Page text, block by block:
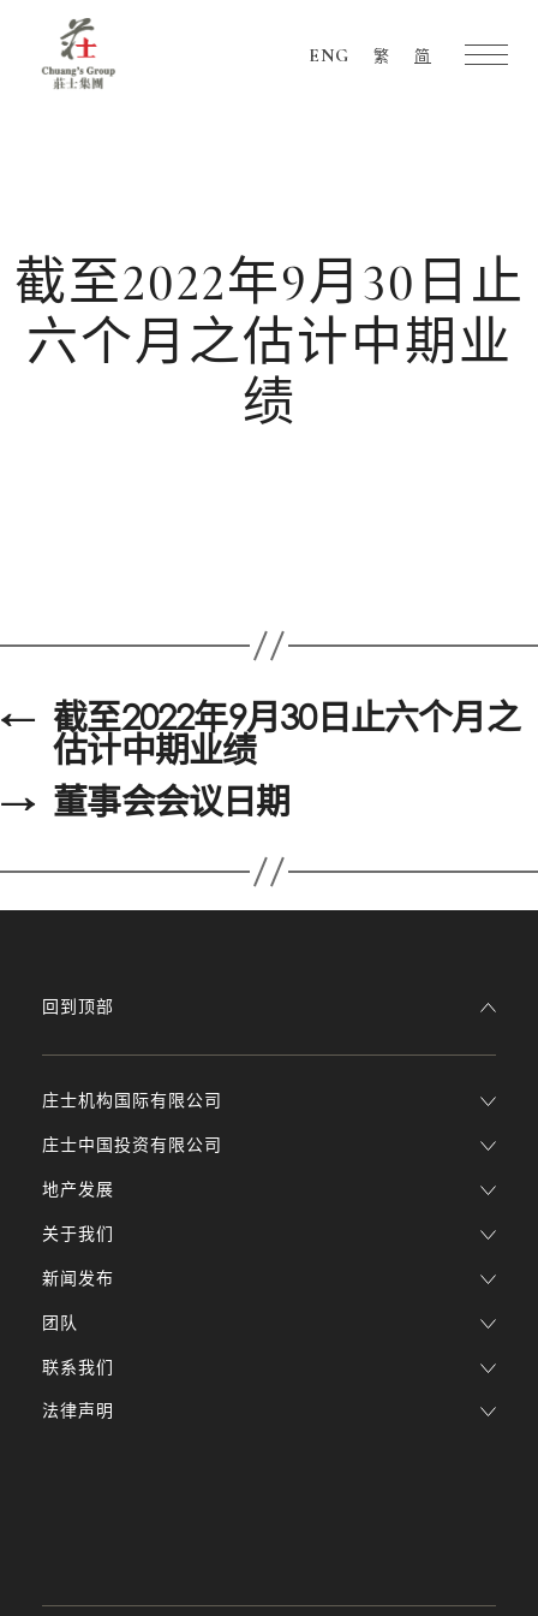
ENG 繁 简
截至2022年9月30日止
六个月之估计中期业
绩
← 截至2022年9月30日止六个月之
估计中期业绩
→ 董事会会议日期
庄士机构国际有限公司
庄士中国投资有限公司
地产发展
关于我们
新闻发布
团队
回到顶部
联系我们
法律声明